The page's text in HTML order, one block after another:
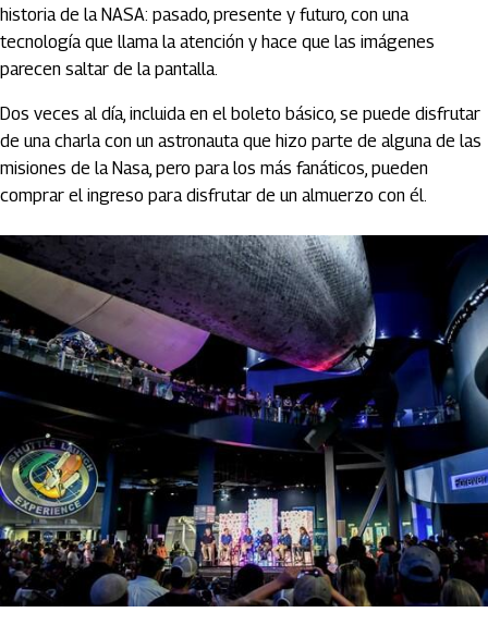
historia de la NASA: pasado, presente y futuro, con una
tecnología que llama la atención y hace que las imágenes
parecen saltar de la pantalla.
Dos veces al día, incluida en el boleto básico, se puede disfrutar
de una charla con un astronauta que hizo parte de alguna de las
misiones de la Nasa, pero para los más fanáticos, pueden
comprar el ingreso para disfrutar de un almuerzo con él.